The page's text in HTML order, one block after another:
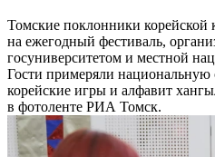
Томские поклонники корейской
на ежегодный фестиваль,
госуниверситетом и местной
Гости примеряли национальную
корейские игры и алфавит
в фотоленте РИА Томск.